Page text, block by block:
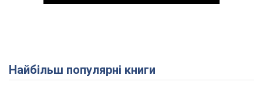
Play Video
Найбільш популярні книги